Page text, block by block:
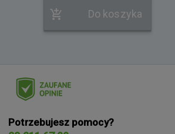
Do koszyka
Potrzebujesz pomocy?